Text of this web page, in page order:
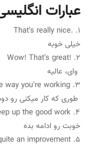
عبارات
خیلی خوبه
وای، عالیه
طوری که کار میکنی رو
خوبت رو ادامه بده